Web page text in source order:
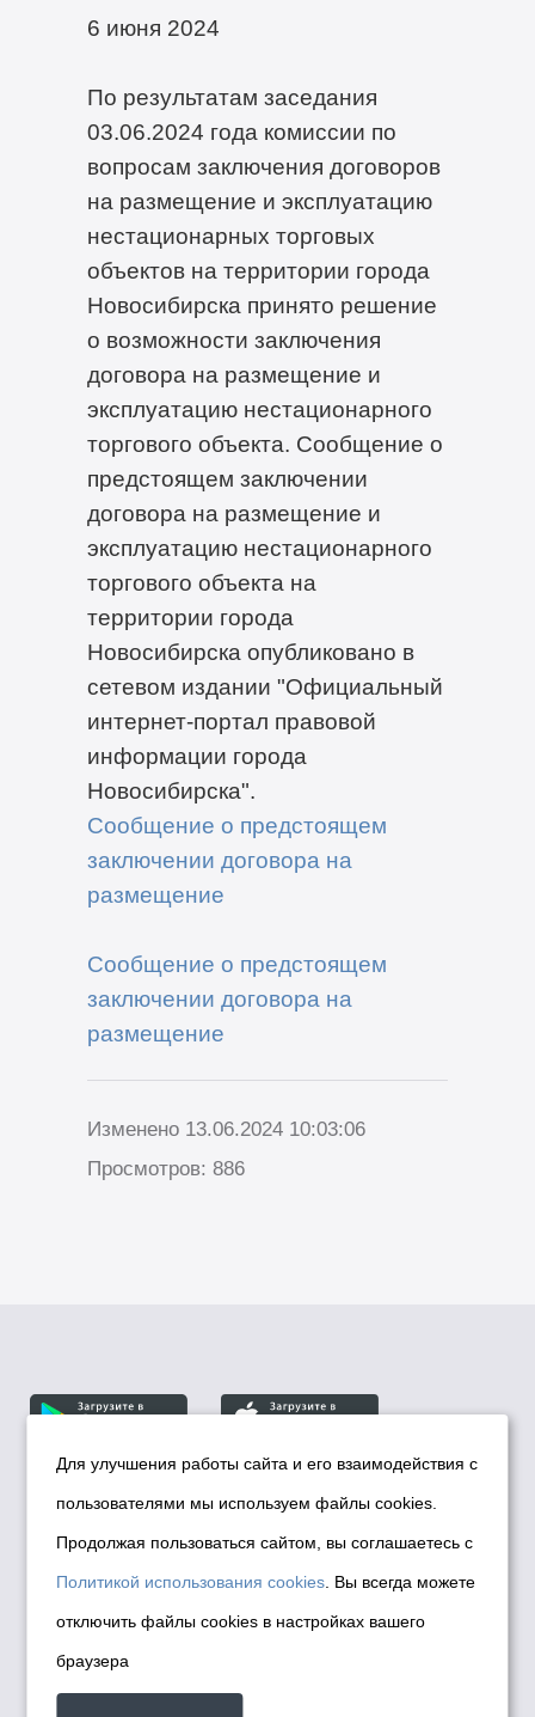
6 июня 2024
По результатам заседания
03.06.2024 года комиссии по
вопросам заключения договоров
на размещение и эксплуатацию
нестационарных торговых
объектов на территории города
Новосибирска принято решение
о возможности заключения
договора на размещение и
эксплуатацию нестационарного
торгового объекта. Сообщение о
предстоящем заключении
договора на размещение и
эксплуатацию нестационарного
торгового объекта на
территории города
Новосибирска опубликовано в
сетевом издании "Официальный
интернет-портал правовой
информации города
Новосибирска".
Сообщение о предстоящем
заключении договора на
размещение
Сообщение о предстоящем
заключении договора на
размещение
Изменено 13.06.2024 10:03:06
Просмотров: 886
© Департамент информационной политики мэрии
города Новосибирска, 2026
Политика использования Cookies
Политика по обработке персональных
данных в информационных системах
мэрии города Новосибирска
Для улучшения работы сайта и его взаимодействия с
пользователями мы используем файлы cookies.
Продолжая пользоваться сайтом, вы соглашаетесь с
Политикой использования cookies . Вы всегда можете
отключить файлы cookies в настройках вашего
браузера